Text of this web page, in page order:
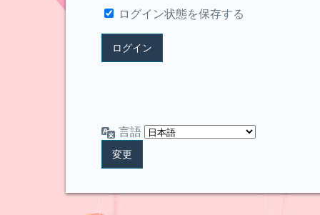
ログイン状態を保存する
言語